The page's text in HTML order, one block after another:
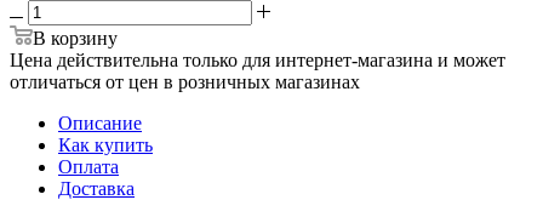
В корзину
Цена действительна только для интернет-магазина и может
отличаться от цен в розничных магазинах
Описание
Как купить
Оплата
Доставка